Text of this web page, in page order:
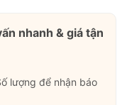
nhanh & giá tận
lượng để nhận báo